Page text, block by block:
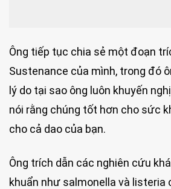
Ông tiếp tục chia sẻ một đoạn
Sustenance của mình, trong đó
lý do tại sao ông luôn khuyến
nói rằng chúng tốt hơn cho sức
cho cả dao của bạn.
Ông trích dẫn các nghiên cứu
khuẩn như salmonella và listeria